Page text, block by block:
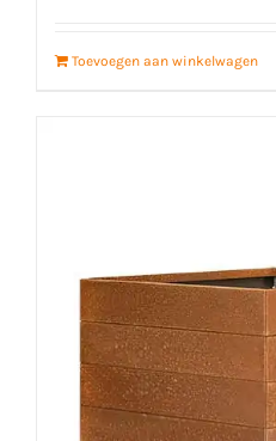
Toevoegen aan winkelwagen